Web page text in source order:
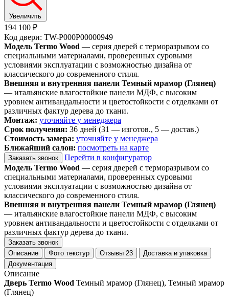
Увеличить
194 100 ₽
Код двери: TW-P000P00000949
Модель Termo Wood — серия дверей с терморазрывом со
специальными материалами, проверенных суровыми
условиями эксплуатации с возможностью дизайна от
классического до современного стиля.
Внешняя и внутренняя панели Темный мрамор (Глянец)
— итальянские влагостойкие панели МДФ, с высоким
уровнем антивандальности и цветостойкости с отделками от
различных фактур дерева до ткани.
Монтаж: уточняйте у менеджера
Срок получения: 36 дней (31 — изготов., 5 — достав.)
Стоимость замера: уточняйте у менеджера
Ближайший салон: посмотреть на карте
Заказать звонок
Перейти в конфигуратор
Модель Termo Wood — серия дверей с терморазрывом со
специальными материалами, проверенных суровыми
условиями эксплуатации с возможностью дизайна от
классического до современного стиля.
Внешняя и внутренняя панели Темный мрамор (Глянец)
— итальянские влагостойкие панели МДФ, с высоким
уровнем антивандальности и цветостойкости с отделками от
различных фактур дерева до ткани.
Заказать звонок
Описание
Фото текстур Отзывы 23
Доставка и упаковка
Документация
Описание
Дверь Termo Wood Темный мрамор (Глянец), Темный мрамор
(Глянец)